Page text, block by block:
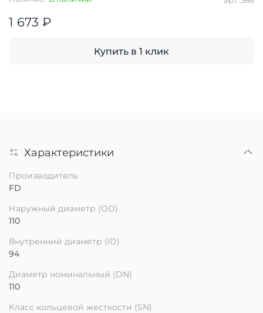
1 673 ₽
Купить в 1 клик
Характеристики
Производитель
FD
Наружный диаметр (OD)
110
Внутренний диаметр (ID)
94
Диаметр номинальный (DN)
110
Класс кольцевой жесткости (SN)